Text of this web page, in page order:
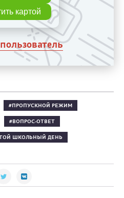
картой
ПРОПУСКНОЙ РЕЖИМ
ВОПРОС-ОТВЕТ
ШКОЛЬНЫЙ ДЕНЬ